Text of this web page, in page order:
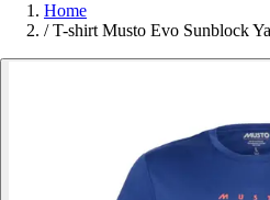
Home
/ T-shirt Musto Evo Sunblock